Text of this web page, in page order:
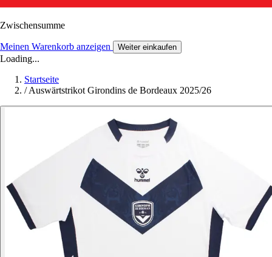
Zwischensumme
Meinen Warenkorb anzeigen Weiter einkaufen
Loading...
Startseite
/ Auswärtstrikot Girondins de Bordeaux 2025/26